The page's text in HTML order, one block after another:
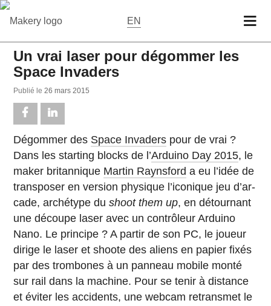
EN
Un vrai laser pour dégommer les
Space Invaders
Publié le26 mars 2015
Dé­gom­mer des Space Invaders pour de vrai ?
Dans les star­ting blocks de l’Arduino Day 2015, le
maker bri­tan­nique Martin Raynsford a eu l’idée de
trans­po­ser en version phy­sique l’ico­nique jeu d’ar­
cade, ar­ché­type dushoot them up, en dé­tour­nant
une découpe laser avec un contrô­leur Arduino
Nano. Le prin­cipe ? A partir de son PC, le joueur
dirige le laser et shoote des aliens en papier fixés
par des trom­bones à un panneau mobile monté
sur rail dans la machine. Pour se tenir à dis­tance
et éviter les ac­ci­dents, une webcam re­trans­met le